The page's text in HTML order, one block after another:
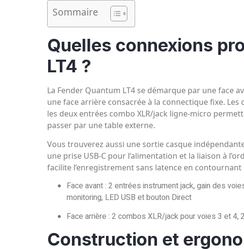
Sommaire
Quelles connexions
LT4 ?
La Fender Quantum LT4 se démarque par une face
une face arrière consacrée à la connectique fixe.
les deux entrées combo XLR/jack ligne-micro
passer par une table externe.
Vous trouverez aussi une sortie casque
une prise USB‑C pour l’alimentation et la liaison à
facilite l’enregistrement sans latence en contournant
Face avant : 2 entrées instrument jack, gain des
monitoring, LED USB et bouton Direct
Face arrière : 2 combos XLR/jack pour voies 3 et 4,
Construction et